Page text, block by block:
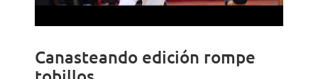
Canasteando edición rompe